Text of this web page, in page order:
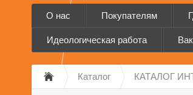
О нас Покупателям
Идеологическая работа
Каталог КАТАЛОГ